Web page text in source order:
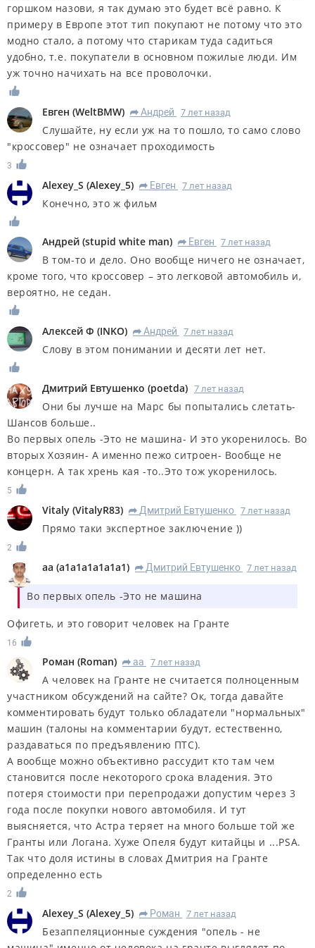
горшком назови, я так думаю это будет всё равно. К
примеру в Европе этот тип покупают не потому что это
модно стало, а потому что старикам туда садиться
удобно, т.е. покупатели в основном пожилые люди. Им
уж точно начихать на все проволочки.
Евген (WeltBMW) R Андрей 7 лет назад
Слушайте, ну если уж на то пошло, то само слово
"кроссовер" не означает проходимость
3
Alexey_S (Alexey_5) R Евген 7 лет назад
Конечно, это ж фильм
Андрей (stupid white man) R Евген 7 лет назад
В том-то и дело. Оно вообще ничего не означает,
кроме того, что кроссовер – это легковой автомобиль и,
вероятно, не седан.
Алексей Ф (INKO) R Андрей 7 лет назад
Слову в этом понимании и десяти лет нет.
Дмитрий Евтушенко (poetda) 7 лет назад
Они бы лучше на Марс бы попытались слетать-
Шансов больше..
Во первых опель -Это не машина- И это укоренилось. Во
вторых Хозяин- А именно пежо ситроен- Вообще не
концерн. А так хрень кая -то..Это тож укоренилось.
5
Vitaly (VitalyR83) R Дмитрий Евтушенко 7 лет назад
Прямо таки экспертное заключение ))
2
aa (a1a1a1a1a1a1) R Дмитрий Евтушенко 7 лет назад
Во первых опель -Это не машина
Офигеть, и это говорит человек на Гранте
16
Роман (Roman) R aa 7 лет назад
А человек на Гранте не считается полноценным
участником обсуждений на сайте? Ок, тогда давайте
комментировать будут только обладатели "нормальных"
машин (талоны на комментарии будут, естественно,
раздаваться по предъявлению ПТС).
А вообще можно объективно рассудит кто там чем
становится после некоторого срока владения. Это
потеря стоимости при перепродажи допустим через 3
года после покупки нового автомобиля. И тут
выясняется, что Астра теряет на много больше той же
Гранты или Логана. Хуже Опеля будут китайцы и ...PSA.
Так что доля истины в словах Дмитрия на Гранте
определенно есть
2
Alexey_S (Alexey_5) R Роман 7 лет назад
Безаппеляционные суждения "опель - не